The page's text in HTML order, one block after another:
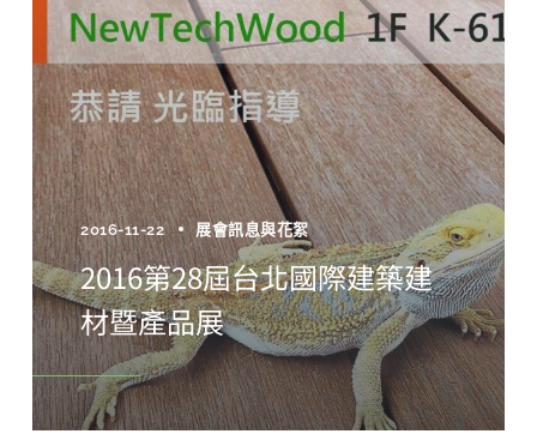
2016-11-22 展會訊息與花絮
2016第28屆台北國際建築建
材暨產品展